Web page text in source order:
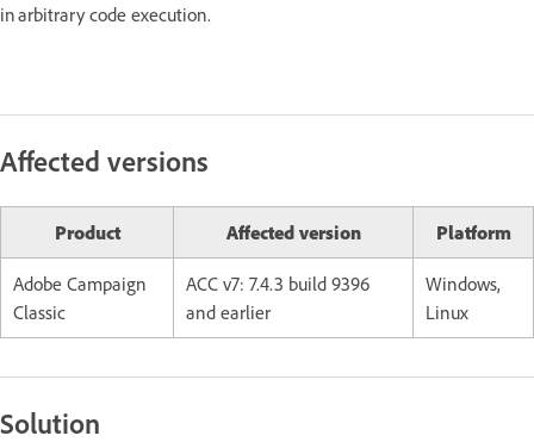
in arbitrary code execution.
Affected versions
Product Affected version Platform
Adobe Campaign
Classic
ACC v7: 7.4.3 build 9396
and earlier
Windows,
Linux
Solution